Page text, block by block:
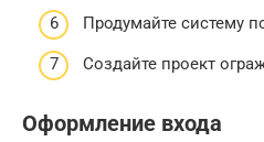
Продумайте систему
Создайте проект
Оформление входа